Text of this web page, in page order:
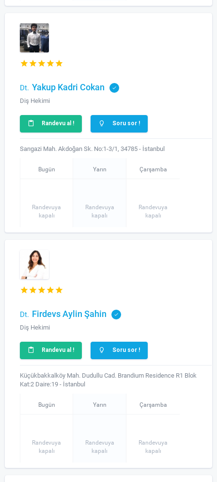
Dt. Yakup Kadri Cokan
Diş Hekimi
Randevu al ! Soru sor !
Sarıgazi Mah. Akdoğan Sk. No:1-3/1, 34785 - İstanbul
Bugün
Randevuya
kapalı
Yarın
Randevuya
kapalı
Çarşamba
Randevuya
kapalı
Dt. Firdevs Aylin Şahin
Diş Hekimi
Randevu al ! Soru sor !
Küçükbakkalköy Mah. Dudullu Cad. Brandium Residence R1 Blok
Kat:2 Daire:19 - İstanbul
Bugün
Randevuya
kapalı
Yarın
Randevuya
kapalı
Çarşamba
Randevuya
kapalı